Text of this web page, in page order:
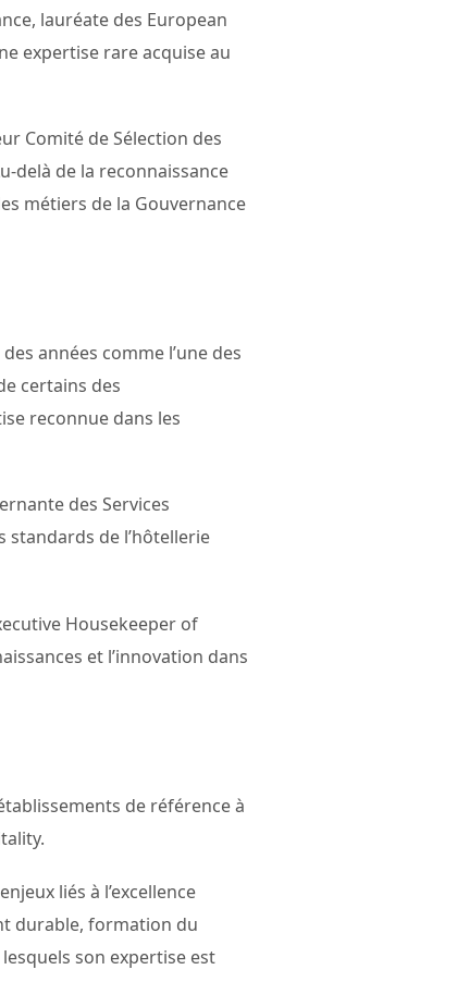
lauréate des European
expertise rare acquise au
Comité de Sélection des
delà de la reconnaissance
métiers de la Gouvernance
années comme l’une des
certains des
reconnue dans les
des Services
de l’hôtellerie
Housekeeper of
et l’innovation dans
de référence à
liés à l’excellence
durable, formation du
son expertise est